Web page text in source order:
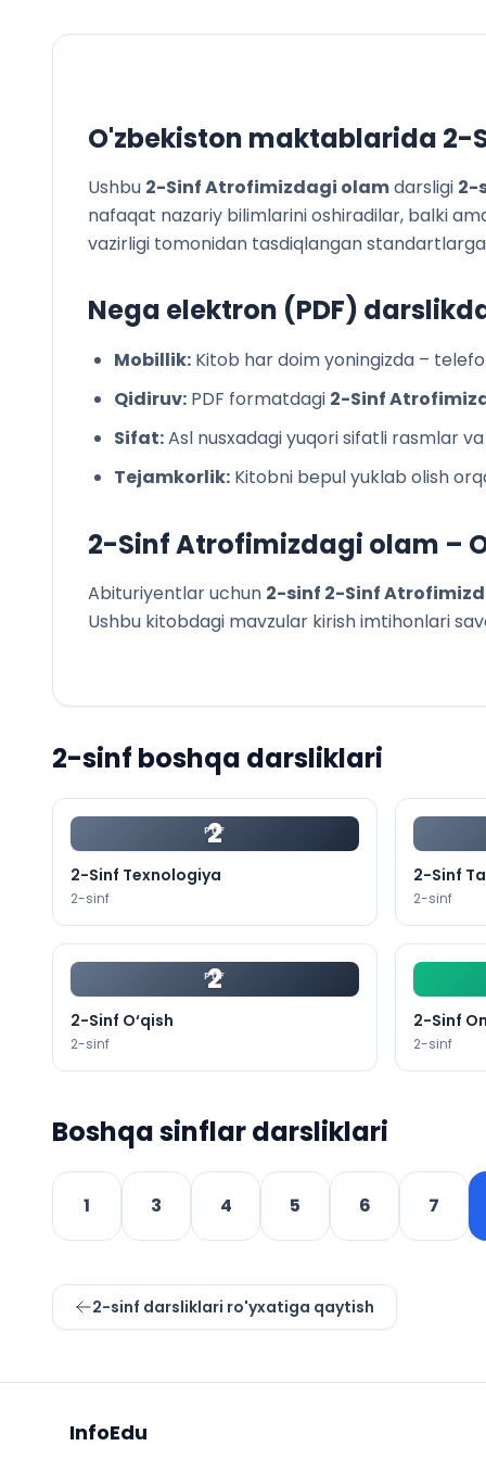
O'zbekiston maktablarida 2-
Ushbu 2-Sinf Atrofimizdagi olamdarsligi 2-
nafaqat nazariy bilimlarini oshiradilar, balki
vazirligi tomonidan tasdiqlangan
Nega elektron (PDF)
Mobillik: Kitob har doim yoningizda –
Qidiruv: PDF formatdagi 2-Sinf
Sifat:Asl nusxadagi yuqori sifatli rasmlar
Tejamkorlik: Kitobni bepul yuklab olish
2-Sinf Atrofimizdagi olam –
Abituriyentlar uchun 2-sinf 2-Sinf
Ushbu kitobdagi mavzular kirish imtihonlari
2-sinf boshqa darsliklari
2
PDF
2-Sinf Texnologiya
2-sinf
2-Sinf
2-sinf
2
PDF
2-Sinf O‘qish
2-sinf
2-Sinf
2-sinf
Boshqa sinflar darsliklari
1 3 4 5 6 7
2-sinf darsliklari ro'yxatiga qaytish
InfoEdu